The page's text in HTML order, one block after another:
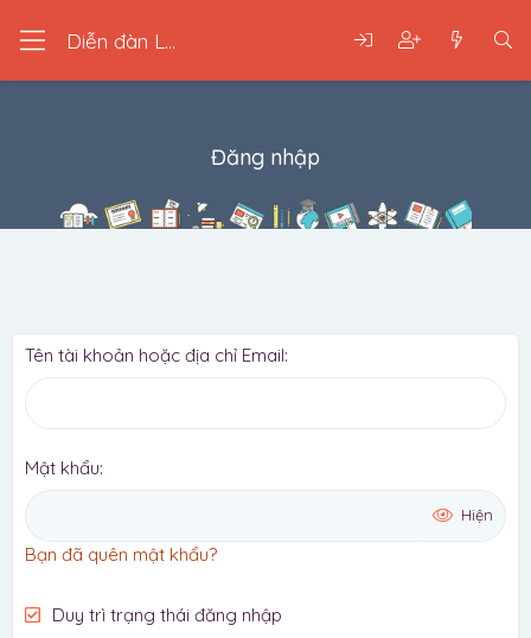
Diễn đàn LGBT
Đăng nhập
Tên tài khoản hoặc địa chỉ Email
Mật khẩu
Hiện
Bạn đã quên mật khẩu?
Duy trì trạng thái đăng nhập